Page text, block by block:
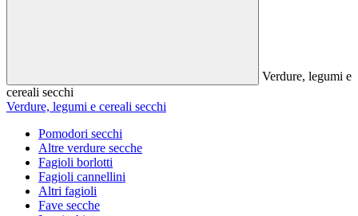
Verdure, legumi e
cereali secchi
Verdure, legumi e cereali secchi
Pomodori secchi
Altre verdure secche
Fagioli borlotti
Fagioli cannellini
Altri fagioli
Fave secche